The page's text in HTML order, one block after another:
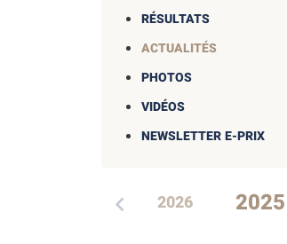
RÉSULTATS
ACTUALITÉS
PHOTOS
VIDÉOS
NEWSLETTER E-PRIX
2026 2025